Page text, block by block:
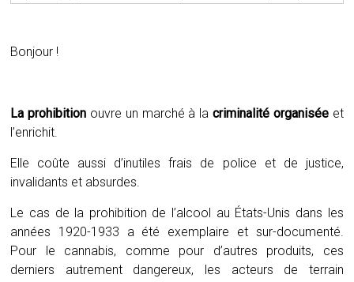
Bonjour !
La prohibition ouvre un marché à la criminalité organiséeet
l’enrichit.
Elle coûte aussi d’inutiles frais de police et de justice,
invalidants et absurdes.
Le cas de la prohibition de l’alcool au États-Unis dans les
années 1920-1933 a été exemplaire et sur-documenté.
Pour le cannabis, comme pour d’autres produits, ces
derniers autrement dangereux, les acteurs de terrain